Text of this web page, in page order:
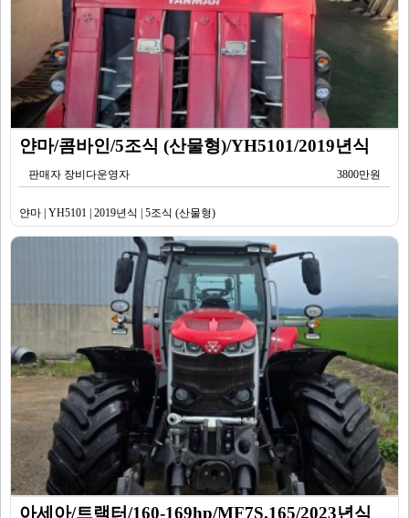
얀마/콤바인/5조식 (산물형)/YH5101/2019년식
판매자 장비다운영자 3800만원
얀마 | YH5101 | 2019년식 | 5조식 (산물형)
아세아/트랙터/160-169hp/MF7S.165/2023년식